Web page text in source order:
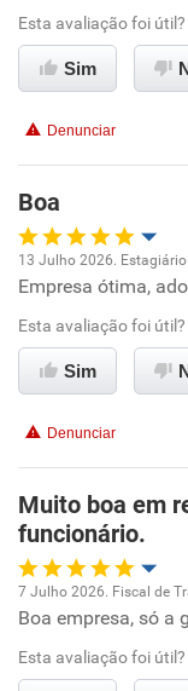
Benefícios
Recomenda
Ambiente de
Conciliação com a
Recomenda a
Esta avaliação foi útil?
Sim
Denunciar
Boa
Oportunidade de
Ambiente de
Benefícios
Recomenda
13 Julho 2026.
Empresa ótima,
Esta avaliação foi útil?
Sim
Denunciar
Muito boa em
funcionário.
Oportunidade de
Ambiente de
7 Julho 2026. Fiscal de
Boa empresa, só a
Esta avaliação foi útil?